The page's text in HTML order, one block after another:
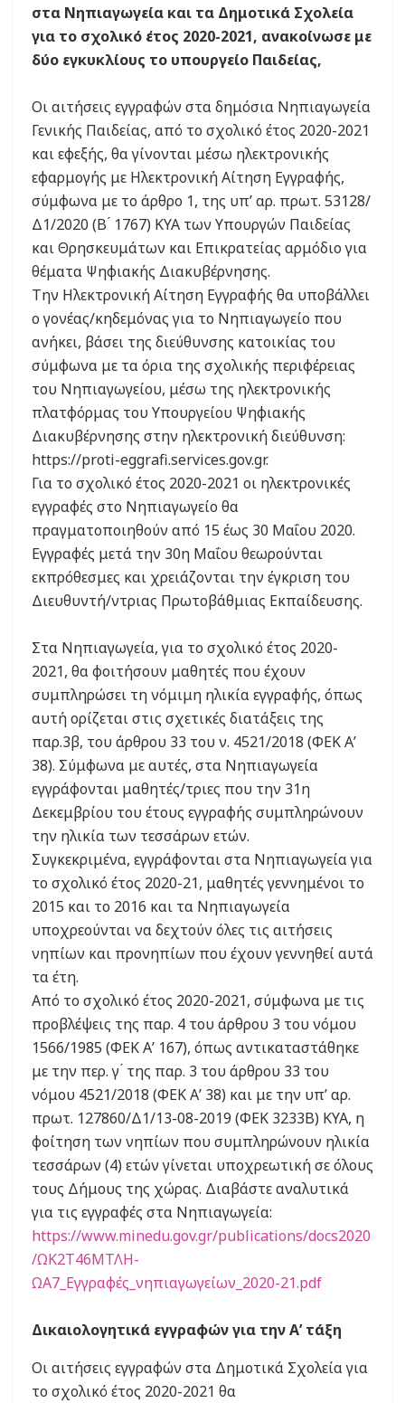
στα Νηπιαγωγεία και τα Δημοτικά Σχολεία
για το σχολικό έτος 2020-2021, ανακοίνωσε με
δύο εγκυκλίους το υπουργείο Παιδείας,
Οι αιτήσεις εγγραφών στα δημόσια Νηπιαγωγεία
Γενικής Παιδείας, από το σχολικό έτος 2020-2021
και εφεξής, θα γίνονται μέσω ηλεκτρονικής
εφαρμογής με Ηλεκτρονική Αίτηση Εγγραφής,
σύμφωνα με το άρθρο 1, της υπ’ αρ. πρωτ. 53128/
Δ1/2020 (Β ́ 1767) ΚΥΑ των Υπουργών Παιδείας
και Θρησκευμάτων και Επικρατείας αρμόδιο για
θέματα Ψηφιακής Διακυβέρνησης.
Την Ηλεκτρονική Αίτηση Εγγραφής θα υποβάλλει
ο γονέας/κηδεμόνας για το Νηπιαγωγείο που
ανήκει, βάσει της διεύθυνσης κατοικίας του
σύμφωνα με τα όρια της σχολικής περιφέρειας
του Νηπιαγωγείου, μέσω της ηλεκτρονικής
πλατφόρμας του Υπουργείου Ψηφιακής
Διακυβέρνησης στην ηλεκτρονική διεύθυνση:
https://proti-eggrafi.services.gov.gr.
Για το σχολικό έτος 2020-2021 οι ηλεκτρονικές
εγγραφές στο Νηπιαγωγείο θα
πραγματοποιηθούν από 15 έως 30 Μαΐου 2020.
Εγγραφές μετά την 30η Μαΐου θεωρούνται
εκπρόθεσμες και χρειάζονται την έγκριση του
Διευθυντή/ντριας Πρωτοβάθμιας Εκπαίδευσης.
Στα Νηπιαγωγεία, για το σχολικό έτος 2020-
2021, θα φοιτήσουν μαθητές που έχουν
συμπληρώσει τη νόμιμη ηλικία εγγραφής, όπως
αυτή ορίζεται στις σχετικές διατάξεις της
παρ.3β, του άρθρου 33 του ν. 4521/2018 (ΦΕΚ Α’
38). Σύμφωνα με αυτές, στα Νηπιαγωγεία
εγγράφονται μαθητές/τριες που την 31η
Δεκεμβρίου του έτους εγγραφής συμπληρώνουν
την ηλικία των τεσσάρων ετών.
Συγκεκριμένα, εγγράφονται στα Νηπιαγωγεία για
το σχολικό έτος 2020-21, μαθητές γεννημένοι το
2015 και το 2016 και τα Νηπιαγωγεία
υποχρεούνται να δεχτούν όλες τις αιτήσεις
νηπίων και προνηπίων που έχουν γεννηθεί αυτά
τα έτη.
Από το σχολικό έτος 2020-2021, σύμφωνα με τις
προβλέψεις της παρ. 4 του άρθρου 3 του νόμου
1566/1985 (ΦΕΚ Α’ 167), όπως αντικαταστάθηκε
με την περ. γ ́ της παρ. 3 του άρθρου 33 του
νόμου 4521/2018 (ΦΕΚ Α’ 38) και με την υπ’ αρ.
πρωτ. 127860/Δ1/13-08-2019 (ΦΕΚ 3233Β) ΚΥΑ, η
φοίτηση των νηπίων που συμπληρώνουν ηλικία
τεσσάρων (4) ετών γίνεται υποχρεωτική σε όλους
τους Δήμους της χώρας. Διαβάστε αναλυτικά
για τις εγγραφές στα Νηπιαγωγεία:
https://www.minedu.gov.gr/publications/docs2020
/ΩΚ2Τ46ΜΤΛΗ-
ΩΑ7_Εγγραφές_νηπιαγωγείων_2020-21.pdf
Δικαιολογητικά εγγραφών για την Α’ τάξη
Οι αιτήσεις εγγραφών στα Δημοτικά Σχολεία για
το σχολικό έτος 2020-2021 θα